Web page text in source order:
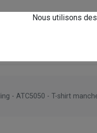
l'expérienceArseno!
- ATC5050 - T-shirt
Nous utilisons